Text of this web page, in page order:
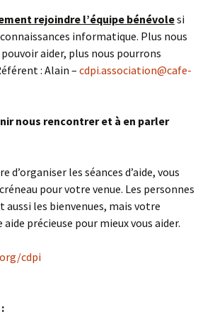
rejoindre l’équipe bénévolesi
informatique. Plus nous
aider, plus nous pourrons
: Alain – cdpi.association@cafe-
nous rencontrer et à en parler
d’organiser les séances d’aide, vous
pour votre venue. Les personnes
les bienvenues, mais votre
précieuse pour mieux vous aider.
cdpi
: